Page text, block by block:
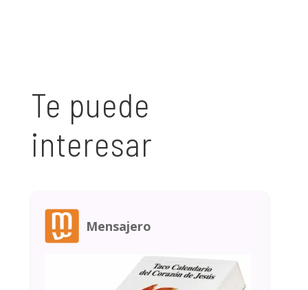
Te puede
interesar
Mensajero